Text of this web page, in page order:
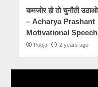
कमजोर हो तो चुनौती उठाओ
– Acharya Prashant
Motivational Speech
Pooja 2 years ago